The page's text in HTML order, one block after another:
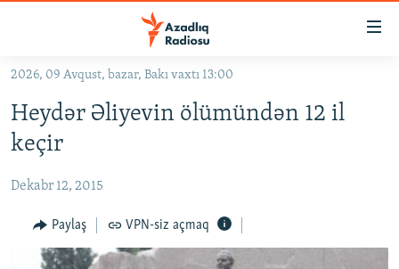
Əsas
qayıt
Əsas
naviqasiyaya
qayıt
#İZAHLA
KORRUPSIOMETR
#ƏSLINDƏ
FƏRQƏ BAX
QANUNI DOĞRU
2026, 09 Avqust, bazar, Bakı vaxtı 13:00
Heydər Əliyevin ölümündən 12 il
keçir
Dekabr 12, 2015
Paylaş VPN-siz açmaq